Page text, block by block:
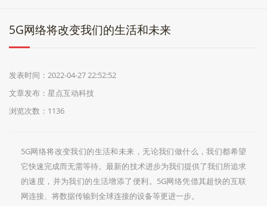
5G网络将改变我们的生活和未来
发表时间：2022-04-27 22:52:52
文章发布：星点互动科技
浏览次数： 1136
5G网络将改变我们的生活和未来，无论我们做什么，我们都希望
它快速完成而无需等待。最新的技术进步为我们提供了我们所追求
的速度，并为我们的生活增添了便利。5G网络凭借其超快的互联
网连接、将数据传输到全球连接的设备等更进一步。